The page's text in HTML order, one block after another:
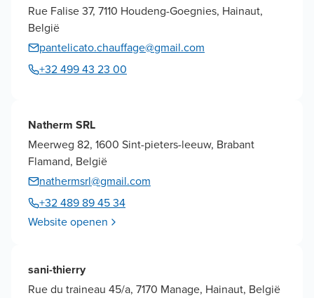
Rue Falise 37, 7110 Houdeng-Goegnies, Hainaut,
België
pantelicato.chauffage@gmail.com
+32 499 43 23 00
Natherm SRL
Meerweg 82, 1600 Sint-pieters-leeuw, Brabant
Flamand, België
nathermsrl@gmail.com
+32 489 89 45 34
Website openen
sani-thierry
Rue du traineau 45/a, 7170 Manage, Hainaut, België